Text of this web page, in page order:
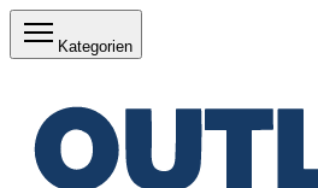
Kategorien